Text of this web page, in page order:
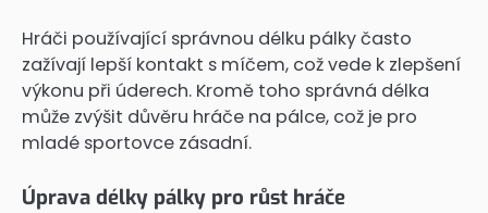
Hráči používající správnou délku pálky často
zažívají lepší kontakt s míčem, což vede k zlepšení
výkonu při úderech. Kromě toho správná délka
může zvýšit důvěru hráče na pálce, což je pro
mladé sportovce zásadní.
Úprava délky pálky pro růst hráče